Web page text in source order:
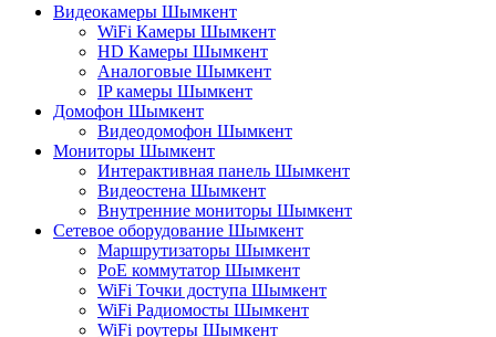
Видеокамеры Шымкент
WiFi Камеры Шымкент
HD Камеры Шымкент
Аналоговые Шымкент
IP камеры Шымкент
Домофон Шымкент
Видеодомофон Шымкент
Мониторы Шымкент
Интерактивная панель Шымкент
Видеостена Шымкент
Внутренние мониторы Шымкент
Сетевое оборудование Шымкент
Маршрутизаторы Шымкент
PoE коммутатор Шымкент
WiFi Точки доступа Шымкент
WiFi Радиомосты Шымкент
WiFi роутеры Шымкент